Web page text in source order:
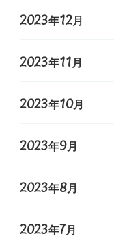
2023年12月
2023年11月
2023年10月
2023年9月
2023年8月
2023年7月